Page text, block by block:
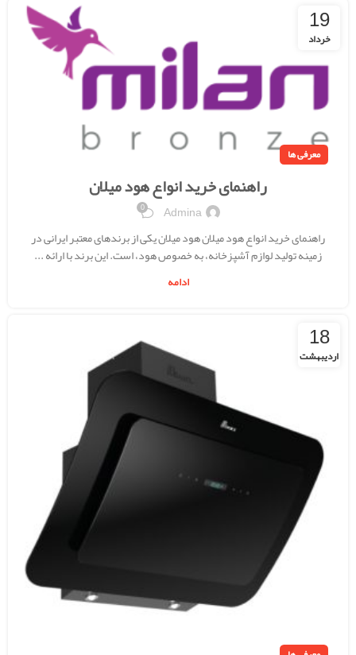
19
خرداد
معرفی ها
راهنمای خرید انواع هود میلان
Admina
0
راهنمای خرید انواع هود میلان هود میلان یکی از برندهای معتبر ایرانی در
زمینه تولید لوازم آشپزخانه، به خصوص هود، است. این برند با ارائه ...
ادامه
18
اردیبهشت